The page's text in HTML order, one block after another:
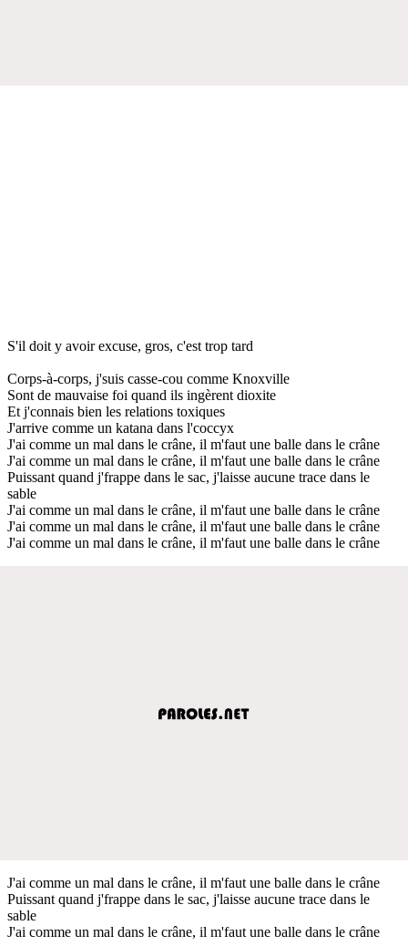
S'il doit y avoir excuse, gros, c'est trop tard
Corps-à-corps, j'suis casse-cou comme Knoxville
Sont de mauvaise foi quand ils ingèrent dioxite
Et j'connais bien les relations toxiques
J'arrive comme un katana dans l'coccyx
J'ai comme un mal dans le crâne, il m'faut une balle dans le crâne
J'ai comme un mal dans le crâne, il m'faut une balle dans le crâne
Puissant quand j'frappe dans le sac, j'laisse aucune trace dans le
sable
J'ai comme un mal dans le crâne, il m'faut une balle dans le crâne
J'ai comme un mal dans le crâne, il m'faut une balle dans le crâne
J'ai comme un mal dans le crâne, il m'faut une balle dans le crâne
J'ai comme un mal dans le crâne, il m'faut une balle dans le crâne
Puissant quand j'frappe dans le sac, j'laisse aucune trace dans le
sable
J'ai comme un mal dans le crâne, il m'faut une balle dans le crâne